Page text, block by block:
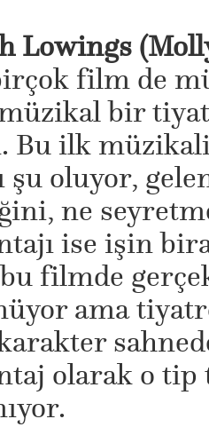
Lowings
film de
bir
Bu ilk
şu oluyor,
ne
ise işin
filmde
ama
olarak o